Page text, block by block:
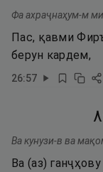
Фа ахраҷнаҳум-м
Пас, қавми
берун кардем,
26:57
Ва кунузи-в ва
Ва (аз)